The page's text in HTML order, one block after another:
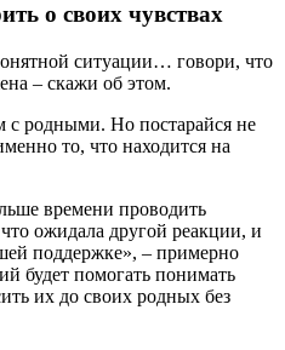
о своих чувствах
ситуации… говори, что
– скажи об этом.
с родными. Но постарайся не
то, что находится на
времени проводить
ожидала другой реакции, и
поддержке», – примерно
будет помогать понимать
их до своих родных без